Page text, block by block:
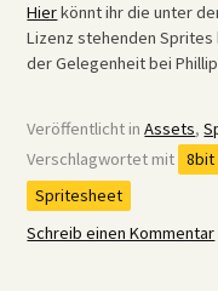
Hierkönnt ihr die unter
Lizenz stehenden
der Gelegenheit bei
Veröffentlicht inAssets,
Verschlagwortet mit 8bit
Spritesheet
Schreib einen Kommentar